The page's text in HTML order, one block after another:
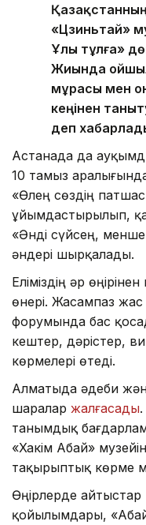
«Цзиньтай»
Ұлы тұлға»
Жиында
мұрасы мен
кеңінен
деп
Астанада да
10 тамыз
«Өлең сөздің
ұйымдастырылып,
«Әнді сүйсең,
әндері шырқалады.
Еліміздің әр
өнері. Жасампаз
форумында бас
кештер, дәрістер,
көрмелері өтеді.
Алматыда әдеби
шаралар жалғасады
танымдық
«Хакім Абай»
тақырыптық көрме
Өңірлерде
қойылымдары,